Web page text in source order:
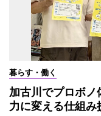
暮らす・働く
加古川でプロボ
力に変える仕組み